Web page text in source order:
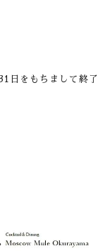
日をもちまして終了